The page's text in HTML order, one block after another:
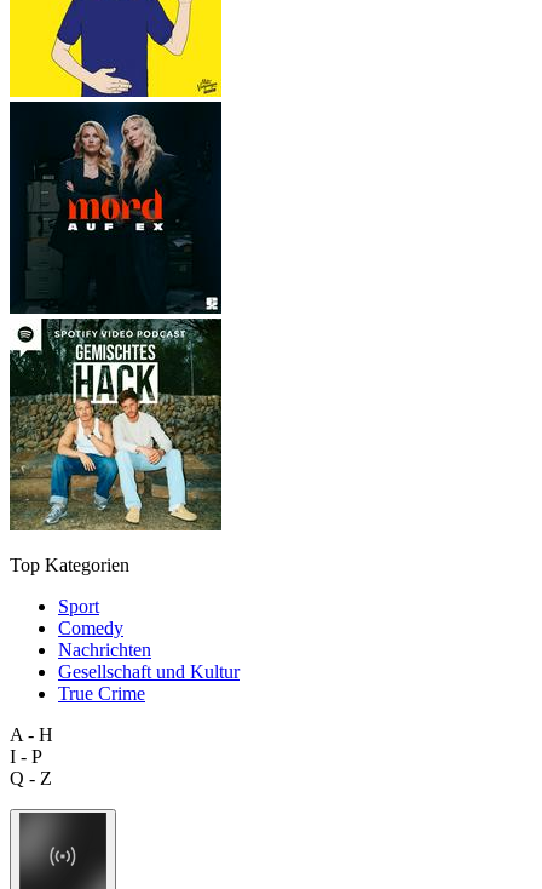
Top Kategorien
Sport
Comedy
Nachrichten
Gesellschaft und Kultur
True Crime
A - H
I - P
Q - Z